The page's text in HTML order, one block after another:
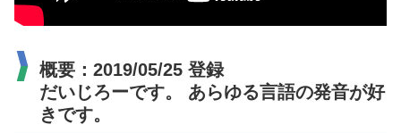
概要：2019/05/25 登録
だいじろーです。 あらゆる言語の発音が好
きです。